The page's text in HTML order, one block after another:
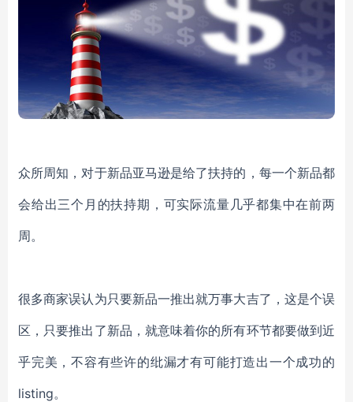
众所周知，对于新品亚马逊是给了扶持的，每一个新品都
会给出三个月的扶持期，可实际流量几乎都集中在前两
周。
很多商家误认为只要新品一推出就万事大吉了，这是个误
区，只要推出了新品，就意味着你的所有环节都要做到近
乎完美，不容有些许的纰漏才有可能打造出一个成功的
listing。